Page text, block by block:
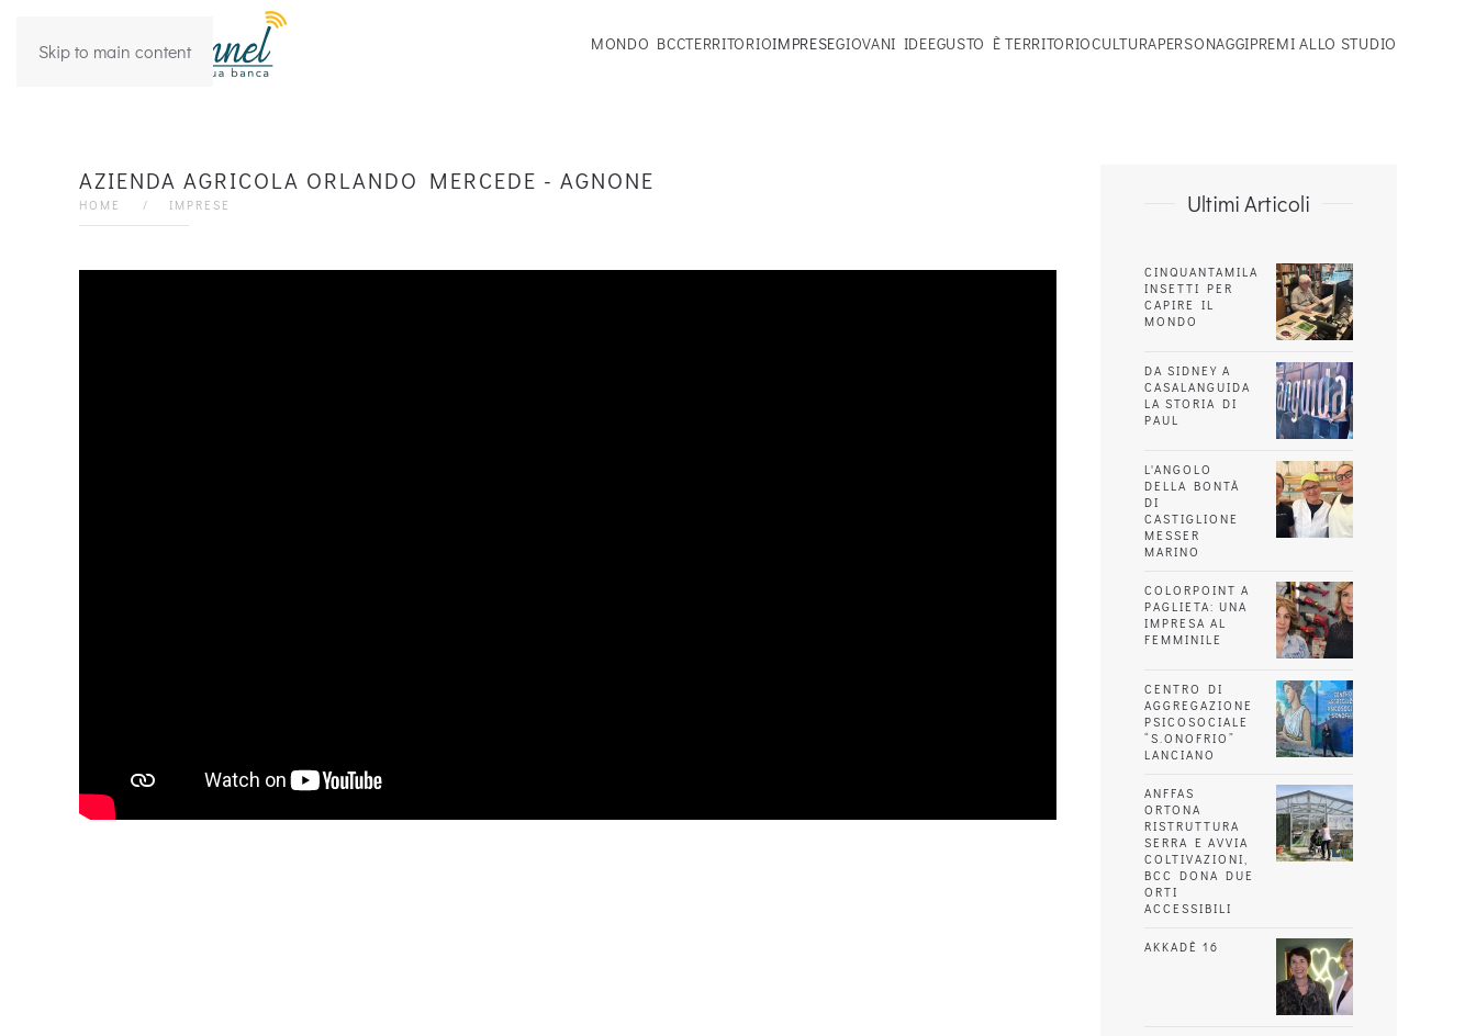
Skip to main content MONDO BCCTERRITORIOIMPRESEGIOVANI IDEEGUSTO È TERRITORIOCULTURAPERSONAGGIPREMI ALLO STUDIO
AZIENDA AGRICOLA ORLANDO MERCEDE - AGNONE
HOME IMPRESE Ultimi Articoli
CINQUANTAMILA
INSETTI PER
CAPIRE IL
MONDO
DA SIDNEY A
CASALANGUIDA
LA STORIA DI
PAUL
L'ANGOLO
DELLA BONTÀ
DI
CASTIGLIONE
MESSER
MARINO
COLORPOINT A
PAGLIETA: UNA
IMPRESA AL
FEMMINILE
CENTRO DI
AGGREGAZIONE
PSICOSOCIALE
“S.ONOFRIO”
LANCIANO
ANFFAS
ORTONA
RISTRUTTURA
SERRA E AVVIA
COLTIVAZIONI,
BCC DONA DUE
ORTI
ACCESSIBILI
AKKADÈ 16